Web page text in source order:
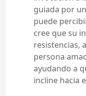
guiada por
puede
cree que su
resistencias,
persona
ayudando a
incline hacia